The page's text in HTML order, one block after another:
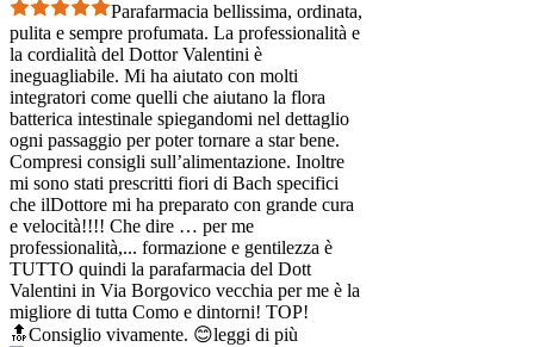
Parafarmacia bellissima, ordinata,
pulita e sempre profumata. La professionalità e
la cordialità del Dottor Valentini è
ineguagliabile. Mi ha aiutato con molti
integratori come quelli che aiutano la flora
batterica intestinale spiegandomi nel dettaglio
ogni passaggio per poter tornare a star bene.
Compresi consigli sull’alimentazione. Inoltre
mi sono stati prescritti fiori di Bach specifici
che ilDottore mi ha preparato con grande cura
e velocità!!!! Che dire … per me
professionalità,... formazione e gentilezza è
TUTTO quindi la parafarmacia del Dott
Valentini in Via Borgovico vecchia per me è la
migliore di tutta Como e dintorni! TOP!
🔝Consiglio vivamente. 😊leggi di più